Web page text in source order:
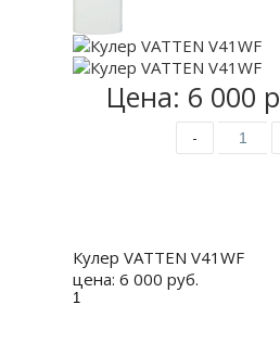
Цена: 6 000
-
Кулер VATTEN V41WF
цена:6 000 руб.